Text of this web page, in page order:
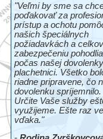
"Veľmi by sme sa
poďakovať za
prístup a ochotu
našich špeciálnych
požiadavkách a
zabezpečeniu pohodlia
počas našej
plachetnici. Všetko
riadne pripravene, čo
dovolenku spríjemnilo.
Určite Vaše služby
využijeme. Ešte raz
vďaka."